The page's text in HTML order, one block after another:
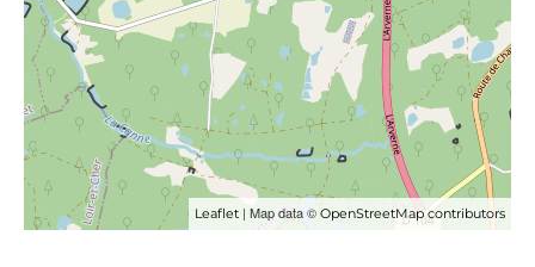
Leaflet | Map data © OpenStreetMap contributors